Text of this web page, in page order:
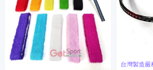
台灣製造